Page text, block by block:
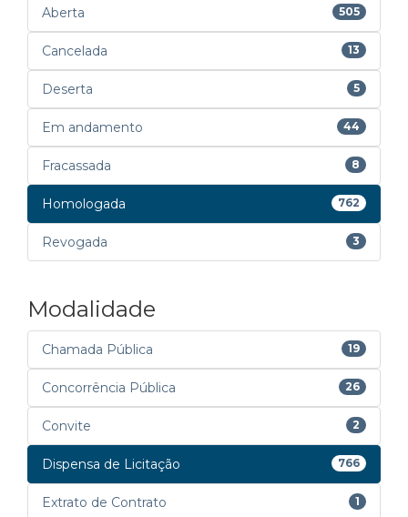
Aberta 505
Cancelada 13
Deserta 5
Em andamento 44
Fracassada 8
Homologada 762
Revogada 3
Modalidade
Chamada Pública 19
Concorrência Pública 26
Convite 2
Dispensa de Licitação 766
Extrato de Contrato 1